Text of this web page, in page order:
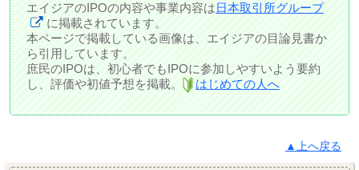
エイジアのIPOの内容や事業内容は日本取引所グループ
に掲載されています。
本ページで掲載している画像は、エイジアの目論見書か
ら引用しています。
庶民のIPOは、初心者でもIPOに参加しやすいよう要約
し、評価や初値予想を掲載。
はじめての人へ
▲上へ戻る